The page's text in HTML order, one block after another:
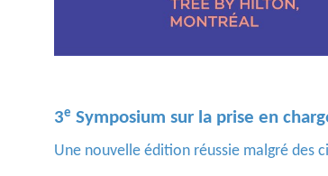
3e Symposium sur la prise en
Une nouvelle édition réussie malgré des